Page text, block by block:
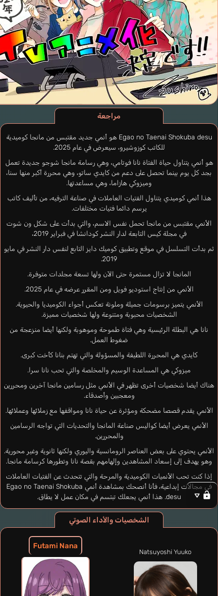
مراجعة
Egao no Taenai Shokuba desu هو أنمي جديد مقتبس من مانجا كوميدية
للكاتب كوزوشيرو، سيعرض في عام 2025.
هو أنمي يتناول حياة الفتاة نانا فوتامي، وهي رسامة مانجا شوجو جديدة تعمل
بجد كل يوم بينما تحصل على دعم من كايدي ساتو، وهي محررة أكبر منها سنا،
وميزوكي هازاما، وهي مساعدتها.
هذا أنمي كوميدي يتناول الفتيات العاملات في صناعة الترفيه، من تأليف كاتب
يرسم دائما فتيات مختلفات.
الأنمي مقتبس من مانجا تحمل نفس الاسم، والتي بدأت على شكل ون شوت
في مجلة كيس التابعة لدار النشر كودانشا في فبراير 2019،
ثم بدأت التسلسل في موقع وتطبيق كوميك دايز التابع لنفس دار النشر في مايو
2019.
المانجا لا تزال مستمرة حتى الآن ولها تسعة مجلدات متوفرة.
الأنمي من إنتاج استوديو فويل ومن المقرر عرضه في عام 2025.
الأنمي يتميز برسومات جميلة وملونة تعكس أجواء الكوميديا والحيوية.
الشخصيات محبوبة ومتنوعة ولها شخصيات مميزة.
نانا هي البطلة الرئيسية وهي فتاة طموحة وموهوبة ولكنها أيضا منزعجة من
ضغوط العمل.
كايدي هي المحررة اللطيفة والمسؤولة والتي تهتم بنانا كأخت كبرى.
ميزوكي هي المساعدة الوسيم والمخلصة والتي تحب نانا سرا.
هناك أيضا شخصيات أخرى تظهر في الأنمي مثل رسامين مانجا آخرين ومحررين
ومعجبين وأصدقاء.
الأنمي يقدم قصصا مضحكة ومؤثرة عن حياة نانا ومواقفها مع زملائها وعملائها.
الأنمي يعرض أيضا كواليس صناعة المانجا والتحديات التي تواجه الرسامين
والمحررين.
الأنمي يحتوي على بعض العناصر الرومانسية واليوري ولكنها ثانوية وغير محورية.
وهو يهدف إلى إسعاد المشاهدين وإلهامهم بقصة نانا وتطورها كرسامة مانجا.
إذا كنت تحب الأنميات الكوميدية والمرحة والتي تتحدث عن الفتيات العاملات
في مجالات إبداعية، فأنا أنصحك بمشاهدة أنمي Egao no Taenai Shokuba
desu. هذا أنمي يجعلك تبتسم في مكان عمل لا يطاق.
الشخصيات والأداء الصوتي
Futami Nana
Natsuyoshi Yuuko